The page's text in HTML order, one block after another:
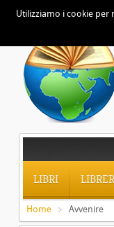
LIBRI
Home Avvenire
Utilizziamo i cookie per